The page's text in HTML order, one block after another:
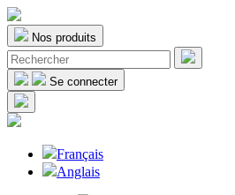
Nos produits
Se connecter
Français
Anglais